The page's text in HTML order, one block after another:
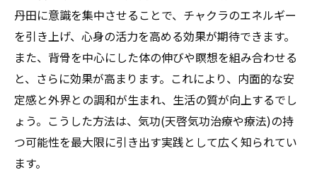
丹田に意識を集中させることで、チャクラのエネルギー
を引き上げ、心身の活力を高める効果が期待できます。
また、背骨を中心にした体の伸びや瞑想を組み合わせる
と、さらに効果が高まります。これにより、内面的な安
定感と外界との調和が生まれ、生活の質が向上するでし
ょう。こうした方法は、気功(天啓気功治療や療法)の持
つ可能性を最大限に引き出す実践として広く知られてい
ます。